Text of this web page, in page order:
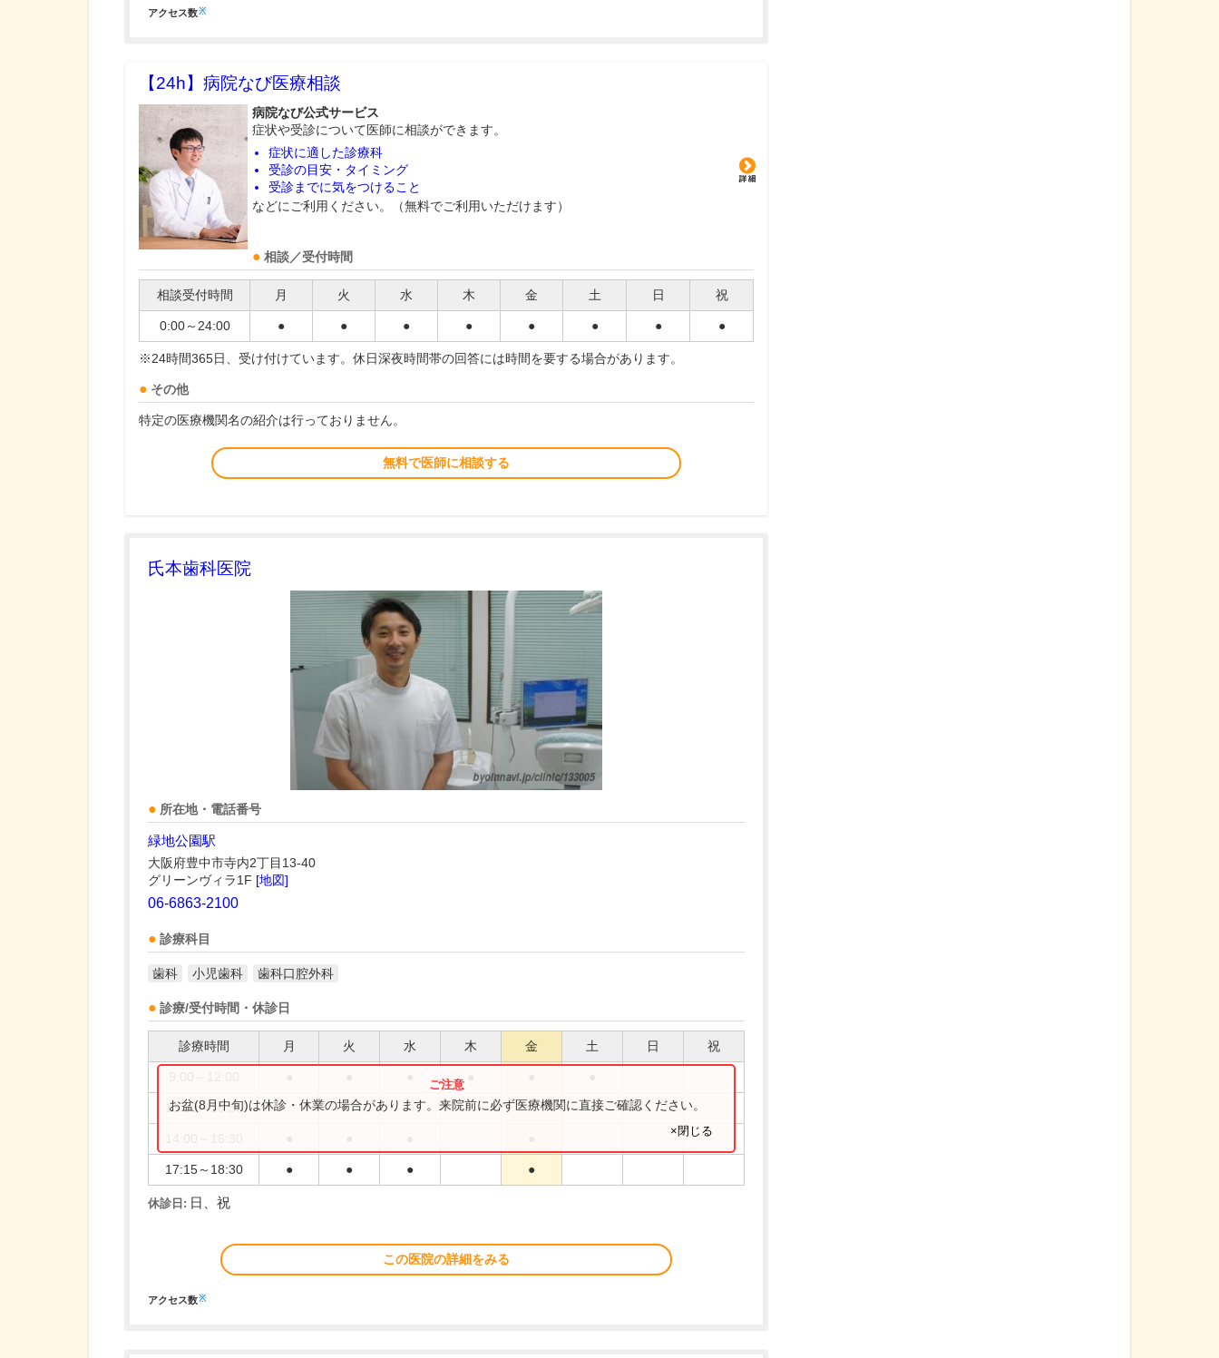
アクセス数※
【24h】 病院なび医療相談
病院なび公式サービス
症状や受診について医師に相談ができます。
症状に適した診療科
受診の目安・タイミング
受診までに気をつけること
などにご利用ください。（無料でご利用いただけます）
相談／受付時間
相談受付時間 月 火 水 木 金 土 日 祝
0:00～24:00 ● ● ● ● ● ● ● ●
※24時間365日、受け付けています。休日深夜時間帯の回答には時間を要する場合があります。
その他
特定の医療機関名の紹介は行っておりません。
無料で医師に相談する
氏本歯科医院
所在地・電話番号
緑地公園駅
大阪府豊中市寺内2丁目13-40
グリーンヴィラ1F [地図]
06-6863-2100
診療科目
歯科 小児歯科 歯科口腔外科
診療/受付時間・休診日
診療時間 月 火 水 木 金 土 日 祝
13:30～16:30 ●
17:15～18:30 ● ● ● ●
お盆(8月中旬)は休診・休業の場合があります。来院前に必ず医療機関に直接ご確認ください。
×閉じる
休診日: 日、祝
この医院の詳細をみる
アクセス数※